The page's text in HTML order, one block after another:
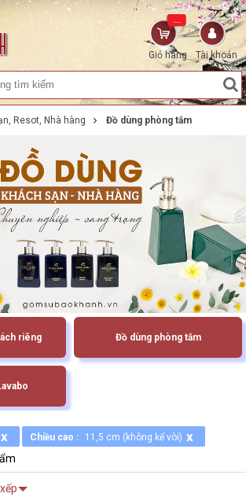
Tài khoản
Giỏ hàng
...
Resot, Nhà hàng Đồ dùng phòng tắm
riêng Đồ dùng phòng tắm
x Chiều cao : 11,5 cm (không kể vòi) x